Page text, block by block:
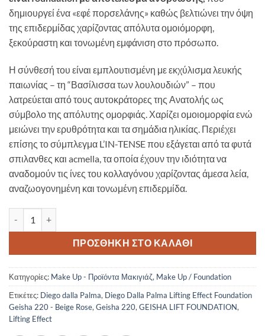
δημιουργεί ένα «εφέ πορσελάνης» καθώς βελτιώνει την όψη
της επιδερμίδας χαρίζοντας απόλυτα ομοιόμορφη,
ξεκούραστη και τονωμένη εμφάνιση στο πρόσωπο.
Η σύνθεσή του είναι εμπλουτισμένη με εκχύλισμα λευκής
παιωνίας – τη “Βασίλισσα των λουλουδιών” – που
λατρεύεται από τους αυτοκράτορες της Ανατολής ως
σύμβολο της απόλυτης ομορφιάς. Χαρίζει ομοιομορφία ενώ
μειώνει την ερυθρότητα και τα σημάδια ηλικίας. Περιέχει
επίσης το σύμπλεγμα L’IN-TENSE που εξάγεται από τα φυτά
σπιλανθες και acmella, τα οποία έχουν την ιδιότητα να
αναδομούν τις ίνες του κολλαγόνου χαρίζοντας άμεσα λεία,
αναζωογονημένη και τονωμένη επιδερμίδα.
ΠΡΟΣΘΉΚΗ ΣΤΟ ΚΑΛΆΘΙ
Κατηγορίες: Make Up - Προϊόντα Μακιγιάζ, Make Up / Foundation
Ετικέτες: Diego dalla Palma, Diego Dalla Palma Lifting Effect Foundation
Geisha 220 - Beige Rose, Geisha 220, GEISHA LIFT FOUNDATION,
Lifting Effect